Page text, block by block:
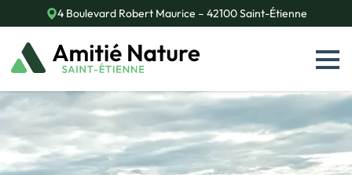
4 Boulevard Robert Maurice – 42100 Saint-Étienne